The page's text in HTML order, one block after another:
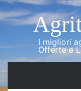
I migliori
Offerte e